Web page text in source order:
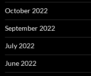
October 2022
September 2022
July 2022
June 2022